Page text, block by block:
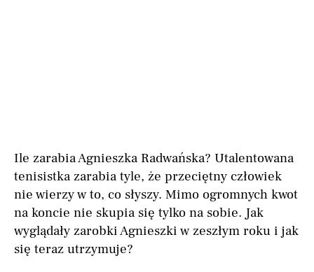
Ile zarabia Agnieszka Radwańska? Utalentowana
tenisistka zarabia tyle, że przeciętny człowiek
nie wierzy w to, co słyszy. Mimo ogromnych kwot
na koncie nie skupia się tylko na sobie. Jak
wyglądały zarobki Agnieszki w zeszłym roku i jak
się teraz utrzymuje?